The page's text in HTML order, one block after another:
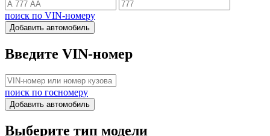
поиск по VIN-номеру
Добавить автомобиль
Введите VIN-номер
поиск по госномеру
Добавить автомобиль
Выберите тип модели